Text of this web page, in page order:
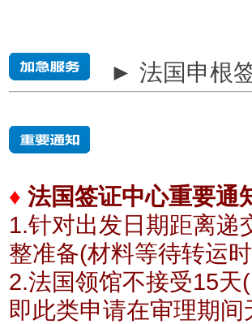
► 法国申根
♦ 法国签证中心重要通
1.针对出发日期距离递
整准备(材料等待转运
2.法国领馆不接受15
即此类申请在审理期